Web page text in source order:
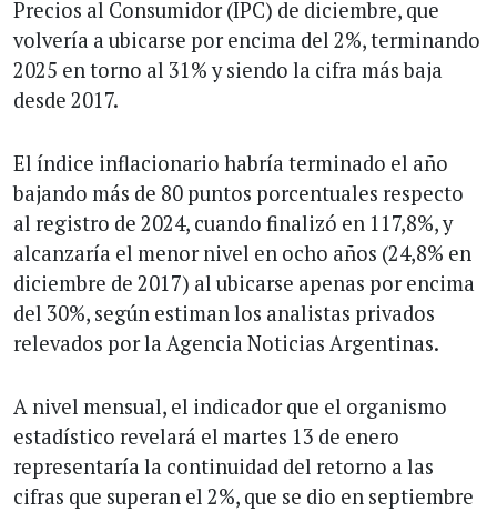
Precios al Consumidor (IPC) de diciembre, que
volvería a ubicarse por encima del 2%, terminando
2025 en torno al 31% y siendo la cifra más baja
desde 2017.
El índice inflacionario habría terminado el año
bajando más de 80 puntos porcentuales respecto
al registro de 2024, cuando finalizó en 117,8%, y
alcanzaría el menor nivel en ocho años (24,8% en
diciembre de 2017) al ubicarse apenas por encima
del 30%, según estiman los analistas privados
relevados por la Agencia Noticias Argentinas.
A nivel mensual, el indicador que el organismo
estadístico revelará el martes 13 de enero
representaría la continuidad del retorno a las
cifras que superan el 2%, que se dio en septiembre